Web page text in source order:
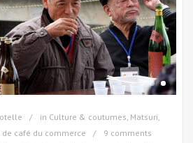
in Culture & coutumes, Matsuri,
café du commerce
9 comments